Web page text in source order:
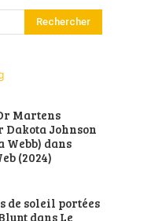
Rechercher
Martens
Dakota Johnson
Webb) dans
(2024)
de soleil portées
dans Le